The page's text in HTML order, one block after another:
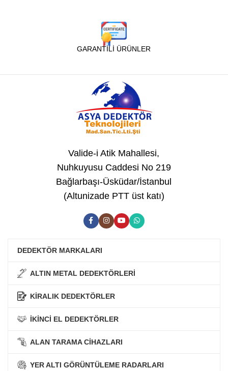
GARANTİLİ ÜRÜNLER
Valide-i Atik Mahallesi,
Nuhkuyusu Caddesi No 219
Bağlarbaşı-Üsküdar/İstanbul
(Altunizade PTT üst katı)
DEDEKTÖR MARKALARI
ALTIN METAL DEDEKTÖRLERİ
KİRALIK DEDEKTÖRLER
İKİNCİ EL DEDEKTÖRLER
ALAN TARAMA CİHAZLARI
YER ALTI GÖRÜNTÜLEME RADARLARI